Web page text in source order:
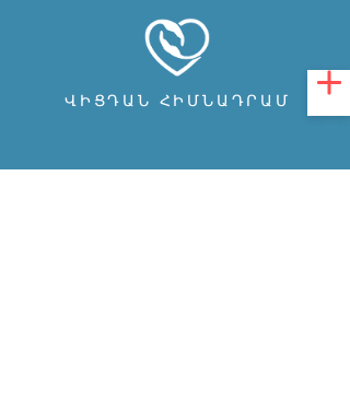
ՎԻՑԴԱՆ ՀԻՄՆԱԴՐԱՄ